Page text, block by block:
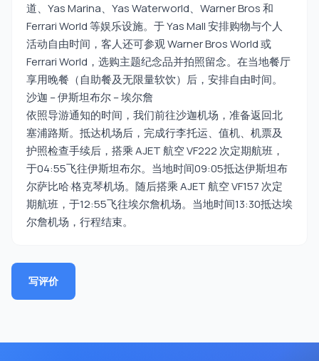
道、Yas Marina、Yas Waterworld、Warner Bros 和
Ferrari World 等娱乐设施。于 Yas Mall 安排购物与个人
活动自由时间，客人还可参观 Warner Bros World 或
Ferrari World，选购主题纪念品并拍照留念。在当地餐厅
享用晚餐（自助餐及无限量软饮）后，安排自由时间。
沙迦 – 伊斯坦布尔 – 埃尔詹
依照导游通知的时间，我们前往沙迦机场，准备返回北
塞浦路斯。抵达机场后，完成行李托运、值机、机票及
护照检查手续后，搭乘 AJET 航空 VF222 次定期航班，
于04:55飞往伊斯坦布尔。当地时间09:05抵达伊斯坦布
尔萨比哈·格克琴机场。随后搭乘 AJET 航空 VF157 次定
期航班，于12:55飞往埃尔詹机场。当地时间13:30抵达埃
尔詹机场，行程结束。
写评价